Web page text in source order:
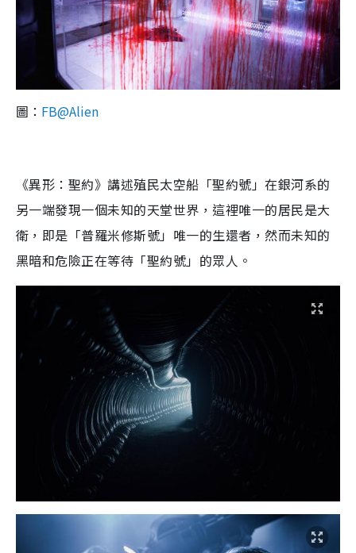
圖： FB@Alien
《異形：聖約》講述殖民太空船「聖約號」在銀河系的
另一端發現一個未知的天堂世界，這裡唯一的居民是大
衛，即是「普羅米修斯號」唯一的生還者，然而未知的
黑暗和危險正在等待「聖約號」的眾人。